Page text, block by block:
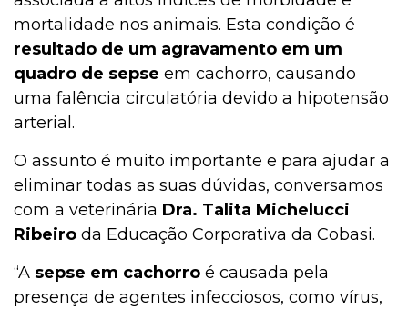
mortalidade nos animais. Esta condição é
resultado de um agravamento em um
quadro de sepse em cachorro, causando
uma falência circulatória devido a hipotensão
arterial.
O assunto é muito importante e para ajudar a
eliminar todas as suas dúvidas, conversamos
com a veterinária Dra. Talita Michelucci
Ribeiro da Educação Corporativa da Cobasi.
“A sepse em cachorro é causada pela
presença de agentes infecciosos, como vírus,